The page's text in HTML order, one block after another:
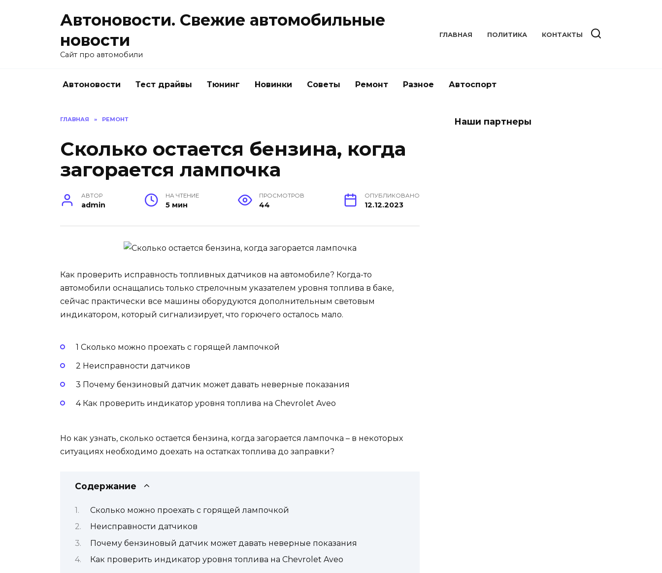
Автоновости. Свежие автомобильные
новости
Сайт про автомобили
ГЛАВНАЯ ПОЛИТИКА КОНТАКТЫ
Автоновости Тест драйвы Тюнинг Новинки Советы Ремонт Разное Автоспорт
ГЛАВНАЯ » РЕМОНТ
Сколько остается бензина, когда
загорается лампочка
АВТОР
admin
НА ЧТЕНИЕ
5 мин
ПРОСМОТРОВ
44
ОПУБЛИКОВАНО
12.12.2023
Как проверить исправность топливных датчиков на автомобиле? Когда-то
автомобили оснащались только стрелочным указателем уровня топлива в баке,
сейчас практически все машины оборудуются дополнительным световым
индикатором, который сигнализирует, что горючего осталось мало.
1 Сколько можно проехать с горящей лампочкой
2 Неисправности датчиков
3 Почему бензиновый датчик может давать неверные показания
4 Как проверить индикатор уровня топлива на Chevrolet Aveo
Но как узнать, сколько остается бензина, когда загорается лампочка – в некоторых
ситуациях необходимо доехать на остатках топлива до заправки?
Содержание
Сколько можно проехать с горящей лампочкой
Неисправности датчиков
Почему бензиновый датчик может давать неверные показания
Как проверить индикатор уровня топлива на Chevrolet Aveo
Наши партнеры